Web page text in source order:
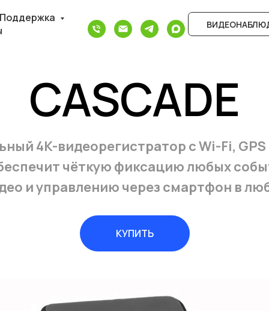
CASCADE
4K-видеорегистратор с Wi-Fi,
чёткую фиксацию любых
и управлению через смартфон в
КУПИТЬ